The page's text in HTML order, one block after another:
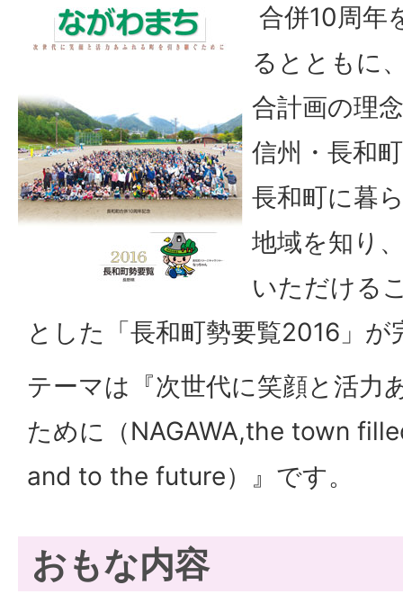
合併10周年
るとともに
合計画の理
信州・長和
長和町に暮
地域を知り
いただける
とした「長和町勢要覧2016」
テーマは『次世代に笑顔と活力
ために（NAGAWA,the town
and to the future）』です。
おもな内容